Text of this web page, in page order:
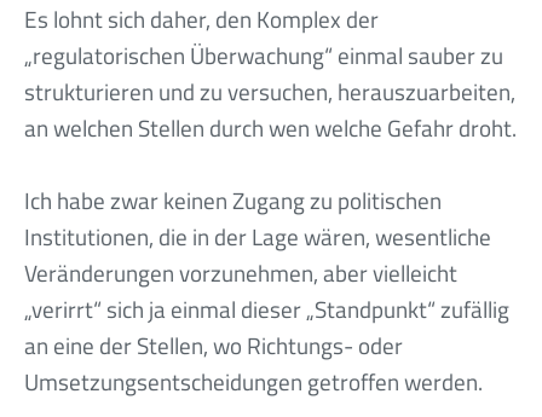
Es lohnt sich daher, den Komplex der
„regulatorischen Überwachung“ einmal sauber zu
strukturieren und zu versuchen, herauszuarbeiten,
an welchen Stellen durch wen welche Gefahr droht.
Ich habe zwar keinen Zugang zu politischen
Institutionen, die in der Lage wären, wesentliche
Veränderungen vorzunehmen, aber vielleicht
„verirrt“ sich ja einmal dieser „Standpunkt“ zufällig
an eine der Stellen, wo Richtungs- oder
Umsetzungsentscheidungen getroffen werden.